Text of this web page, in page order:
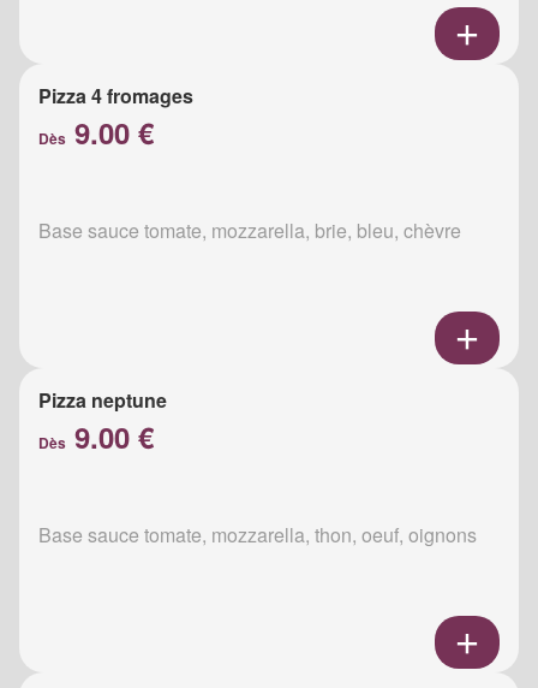
Pizza 4 fromages
Dès 9.00 €
Base sauce tomate, mozzarella, brie, bleu, chèvre
Pizza neptune
Dès 9.00 €
Base sauce tomate, mozzarella, thon, oeuf, oignons